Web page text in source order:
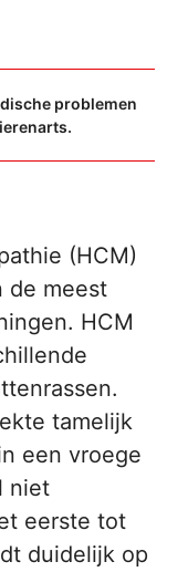
problemen
(HCM)
de meest
HCM
tamelijk
een vroege
niet
eerste tot
duidelijk op